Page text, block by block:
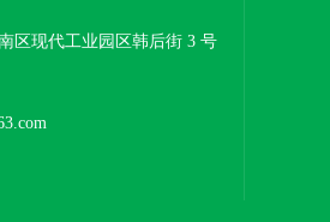
区现代工业园区韩后街 3 号